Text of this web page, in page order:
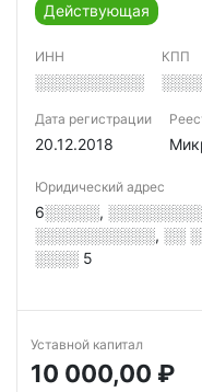
Действующая
ИНН
░░░░░░░░░░
КПП
Дата регистрации
20.12.2018
Юридический адрес
6░░░░░,
░░░░░░░░░░░, ░░
░░░░ 5
Уставной капитал
10 000,00 ₽